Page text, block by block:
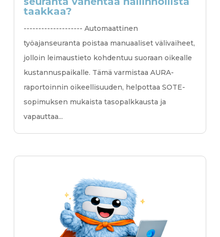
taakkaa?
-------------------- Automaattinen
työajanseuranta poistaa manuaaliset välivaiheet,
jolloin leimaustieto kohdentuu suoraan oikealle
kustannuspaikalle. Tämä varmistaa AURA-
raportoinnin oikeellisuuden, helpottaa SOTE-
sopimuksen mukaista tasopalkkausta ja
vapauttaa...